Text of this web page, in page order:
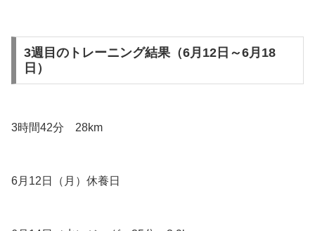
3週目のトレーニング結果（6月12日～6月18
日）
3時間42分 28km
6月12日（月）休養日